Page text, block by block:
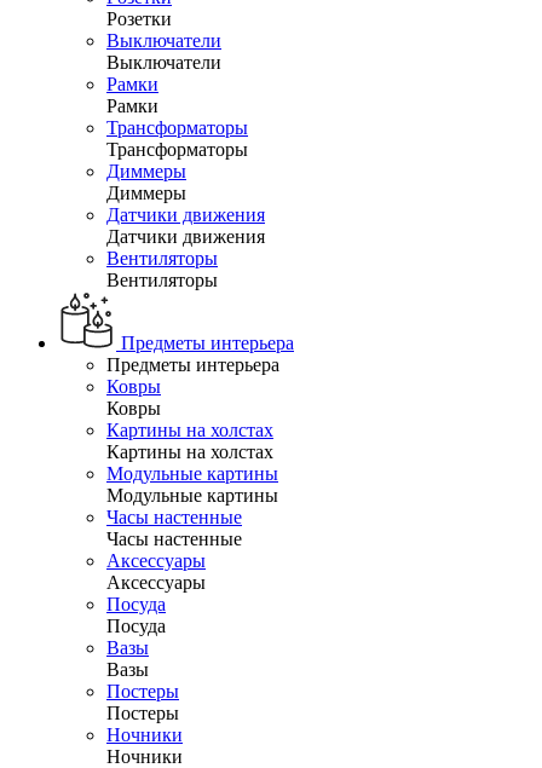
Розетки
Выключатели
Выключатели
Рамки
Рамки
Трансформаторы
Трансформаторы
Диммеры
Диммеры
Датчики движения
Датчики движения
Вентиляторы
Вентиляторы
Предметы интерьера
Предметы интерьера
Ковры
Ковры
Картины на холстах
Картины на холстах
Модульные картины
Модульные картины
Часы настенные
Часы настенные
Аксессуары
Аксессуары
Посуда
Посуда
Вазы
Вазы
Постеры
Постеры
Ночники
Ночники